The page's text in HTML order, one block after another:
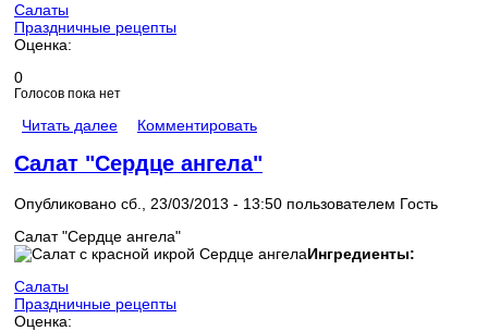
Салаты
Праздничные рецепты
Оценка:
0
Голосов пока нет
Читать далее Комментировать
Салат "Сердце ангела"
Опубликовано сб., 23/03/2013 - 13:50 пользователем Гость
Салат "Сердце ангела"
Ингредиенты:
Салаты
Праздничные рецепты
Оценка: